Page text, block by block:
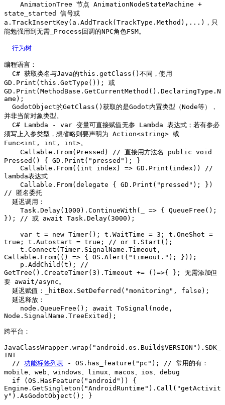
state_started 信号或
a.TrackInsertKey(a.AddTrack(TrackType.Method),...)，只
能勉强用到无需_Process回调的NPC角色FSM。
行为树
编程语言：
GD.Print(this.GetType()); 或
GD.Print(MethodBase.GetCurrentMethod().DeclaringType.N
ame);
并非当前对象类型。
须写上入参类型，想省略则要声明为 Action<string> 或
Func<int, int, int>。
Pressed() { GD.Print("pressed"); }
lambda表达式
// 匿名委托
}); // 或 await Task.Delay(3000);
true; t.Autostart = true; // or t.Start();
Callable.From(() => { OS.Alert("timeout."); }));
GetTree().CreateTimer(3).Timeout += ()=>{ }; 无需添加但
要 await/async。
Node.SignalName.TreeExited);
跨平台：
JavaClassWrapper.wrap("android.os.Build$VERSION").SDK_
INT
  //
功能标签列表 - OS.has_feature("pc"); // 常用的有：
mobile、web、windows、linux、macos、ios、debug
Engine.GetSingleton("AndroidRuntime").Call("getActivit
y").AsGodotObject(); }